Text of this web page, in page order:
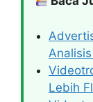
Lebih